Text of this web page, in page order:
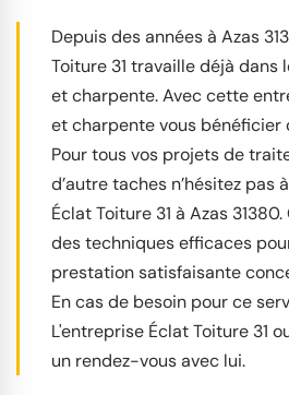
Depuis des années à Azas
Toiture 31 travaille déjà
et charpente. Avec cette
et charpente vous bénéficier
Pour tous vos projets de
d’autre taches n’hésitez pas
Éclat Toiture 31 à Azas
des techniques efficaces
prestation satisfaisante
En cas de besoin pour ce
L'entreprise Éclat Toiture 31
un rendez-vous avec lui.